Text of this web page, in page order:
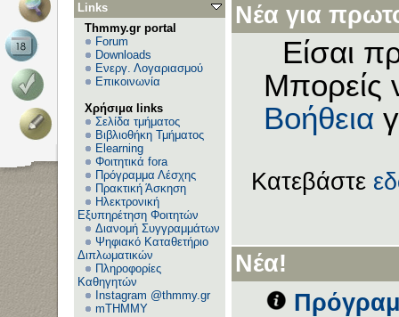
Links
Thmmy.gr portal
Forum
Downloads
Ενεργ. Λογαριασμού
Επικοινωνία
Χρήσιμα links
Σελίδα τμήματος
Βιβλιοθήκη Τμήματος
Elearning
Φοιτητικά fora
Πρόγραμμα Λέσχης
Πρακτική Άσκηση
Ηλεκτρονική
Εξυπηρέτηση Φοιτητών
Διανομή Συγγραμμάτων
Ψηφιακό Καταθετήριο
Διπλωματικών
Πληροφορίες
Καθηγητών
Instagram @thmmy.gr
mTHMMY
Νέα για
Είσαι
Μπορείς
Βοήθεια
Κατεβάστε
Νέα!